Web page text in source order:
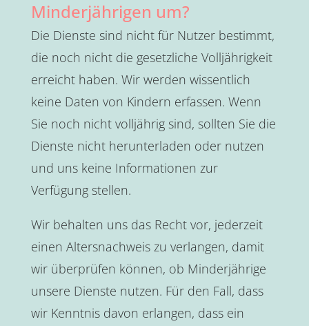
Minderjährigen um?
Die Dienste sind nicht für Nutzer bestimmt,
die noch nicht die gesetzliche Volljährigkeit
erreicht haben. Wir werden wissentlich
keine Daten von Kindern erfassen. Wenn
Sie noch nicht volljährig sind, sollten Sie die
Dienste nicht herunterladen oder nutzen
und uns keine Informationen zur
Verfügung stellen.
Wir behalten uns das Recht vor, jederzeit
einen Altersnachweis zu verlangen, damit
wir überprüfen können, ob Minderjährige
unsere Dienste nutzen. Für den Fall, dass
wir Kenntnis davon erlangen, dass ein